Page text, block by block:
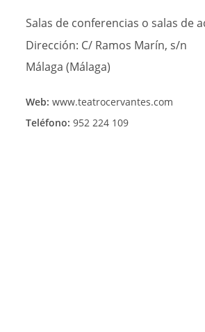
Salas de conferencias o salas de
Dirección: C/ Ramos Marín, s/n
Málaga (Málaga)
Web: www.teatrocervantes.com
Teléfono: 952 224 109